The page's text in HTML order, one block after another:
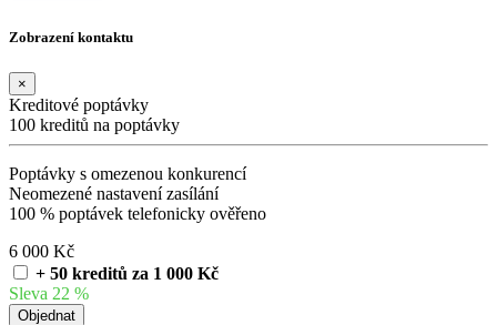
Zobrazení kontaktu
×
Kreditové poptávky
100 kreditů na poptávky
Poptávky s omezenou konkurencí
Neomezené nastavení zasílání
100 % poptávek telefonicky ověřeno
6 000 Kč
+ 50 kreditů za 1 000 Kč
Sleva 22 %